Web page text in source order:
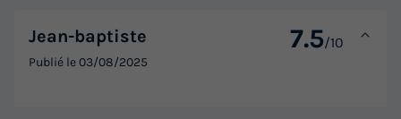
Jean-baptiste 7.5/10
Publié le03/08/2025